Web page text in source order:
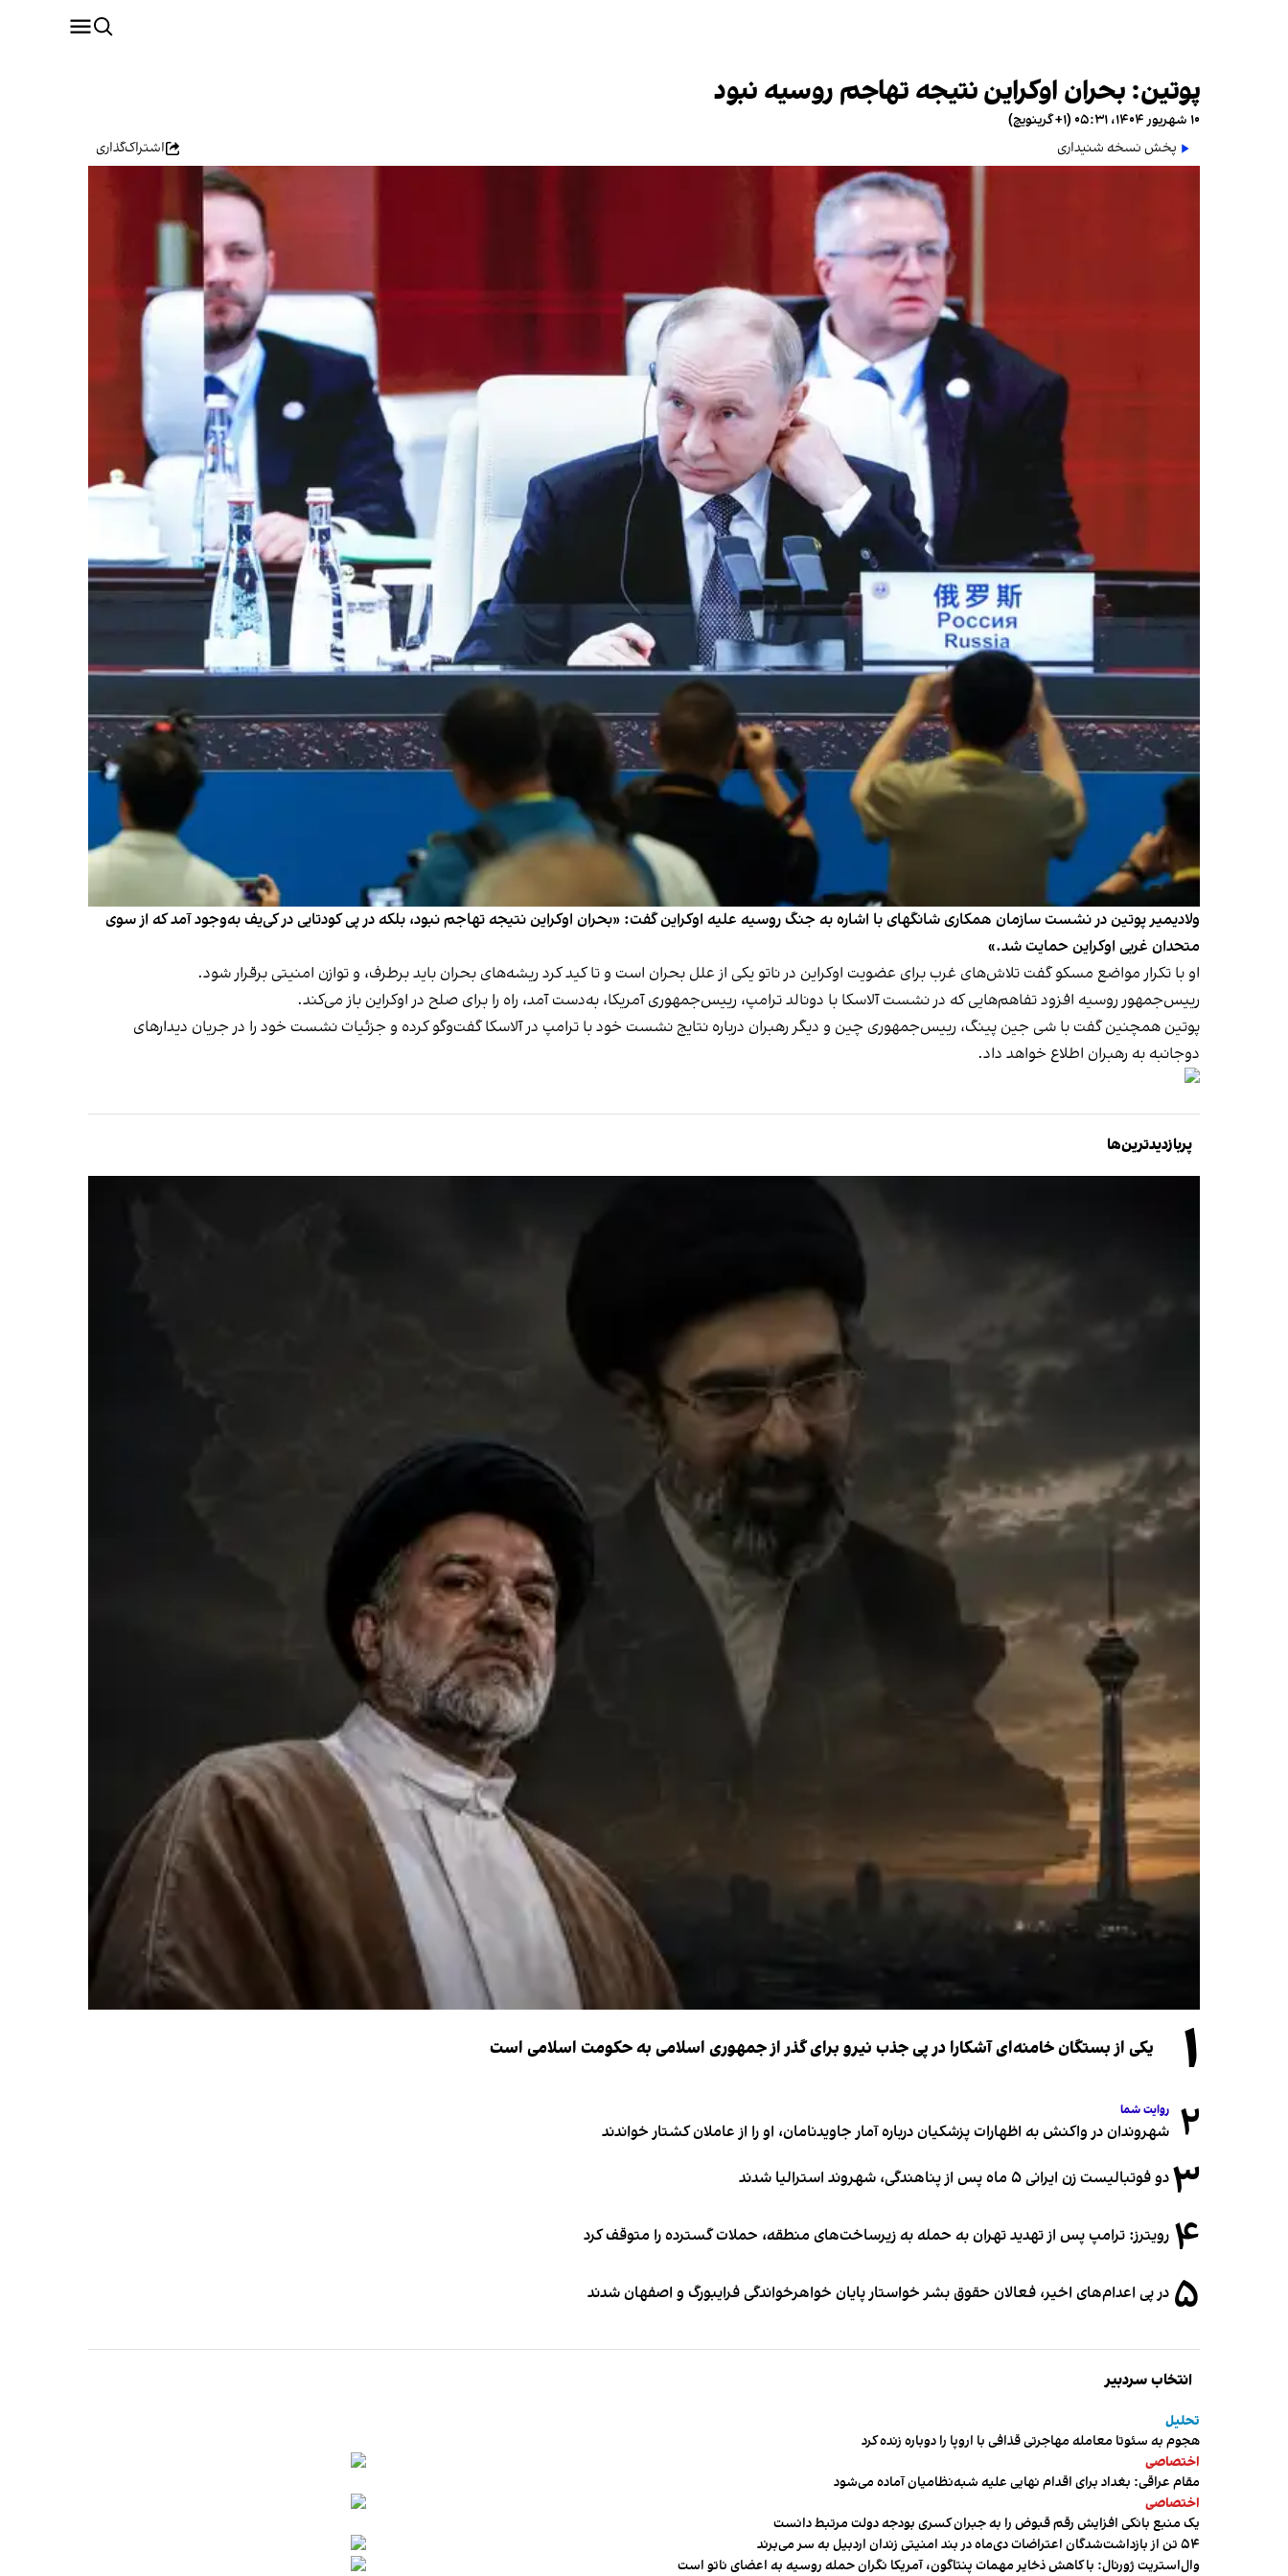
پوتین: بحران اوکراین نتیجه تهاجم روسیه نبود
۱۰ شهریور ۱۴۰۴، ۰۵:۳۱ (‎+۱ گرینویچ)
پخش نسخه شنیداری
اشتراک‌گذاری
ولادیمیر پوتین در نشست سازمان همکاری شانگهای با اشاره به جنگ روسیه علیه اوکراین گفت: «بحران اوکراین نتیجه تهاجم نبود، بلکه در پی کودتایی در کی‌یف به‌وجود آمد که از سوی
متحدان غربی اوکراین حمایت شد.»
او با تکرار مواضع مسکو گفت تلاش‌های غرب برای عضویت اوکراین در ناتو یکی از علل بحران است و تا کید کرد ریشه‌های بحران باید برطرف، و توازن امنیتی برقرار شود.
رییس‌جمهور روسیه افزود تفاهم‌هایی که در نشست آلاسکا با دونالد ترامپ، رییس‌جمهوری آمریکا، به‌دست آمد، راه را برای صلح در اوکراین باز می‌کند.
پوتین همچنین گفت با شی جین پینگ، رییس‌جمهوری چین و دیگر رهبران درباره نتایج نشست خود با ترامپ در آلاسکا گفت‌وگو کرده و جزئیات نشست خود را در جریان دیدارهای
دوجانبه به رهبران اطلاع خواهد داد.
پربازدیدترین‌ها
۱ یکی از بستگان خامنه‌ای آشکارا در پی جذب نیرو برای گذر از جمهوری اسلامی به حکومت اسلامی است
۲ روایت شما
شهروندان در واکنش به اظهارات پزشکیان درباره آمار جاویدنامان، او را از عاملان کشتار خواندند
۳دو فوتبالیست زن ایرانی ۵ ماه پس از پناهندگی، شهروند استرالیا شدند
۴ رویترز: ترامپ پس از تهدید تهران به حمله به زیرساخت‌های منطقه، حملات گسترده را متوقف کرد
۵ در پی اعدام‌های اخیر، فعالان حقوق بشر خواستار پایان خواهرخواندگی فرایبورگ و اصفهان شدند
انتخاب سردبیر
تحلیل
هجوم به سئوتا معامله مهاجرتی قذافی با اروپا را دوباره زنده کرد
اختصاصی
مقام عراقی: بغداد برای اقدام نهایی علیه شبه‌نظامیان آماده می‌شود
اختصاصی
یک منبع بانکی افزایش رقم قبوض را به جبران کسری بودجه دولت مرتبط دانست
۵۴ تن از بازداشت‌شدگان اعتراضات دی‌ماه در بند امنیتی زندان اردبیل به سر می‌برند
وال‌استریت ژورنال: با کاهش ذخایر مهمات پنتاگون، آمریکا نگران حمله روسیه به اعضای ناتو‌ است